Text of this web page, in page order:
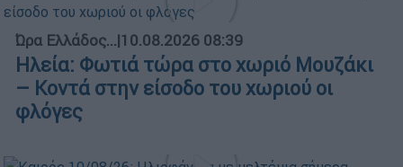
Ώρα Ελλάδος...|10.08.2026 08:39
Ηλεία: Φωτιά τώρα στο χωριό Μουζάκι
– Κοντά στην είσοδο του χωριού οι
φλόγες